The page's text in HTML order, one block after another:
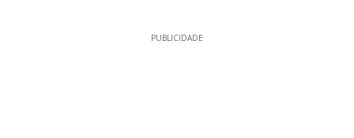
PUBLICIDADE